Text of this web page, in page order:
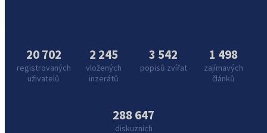
20 702
registrovaných
uživatelů
2 245
vložených
inzerátů
3 542
popisů zvířat
1 498
zajímavých
článků
288 647
diskuzních